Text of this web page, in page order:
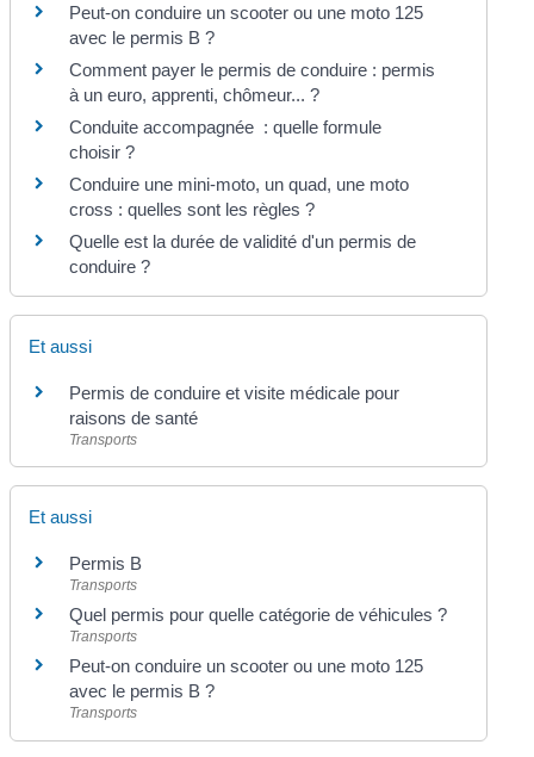
Peut-on conduire un scooter ou une moto 125
avec le permis B ?
Comment payer le permis de conduire : permis
à un euro, apprenti, chômeur... ?
Conduite accompagnée : quelle formule
choisir ?
Conduire une mini-moto, un quad, une moto
cross : quelles sont les règles ?
Quelle est la durée de validité d'un permis de
conduire ?
Et aussi
Permis de conduire et visite médicale pour
raisons de santé
Transports
Et aussi
Permis B
Transports
Quel permis pour quelle catégorie de véhicules ?
Transports
Peut-on conduire un scooter ou une moto 125
avec le permis B ?
Transports